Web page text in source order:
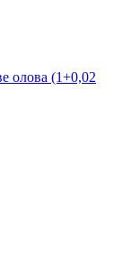
олова (1+0,02